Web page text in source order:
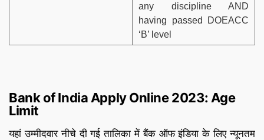
any discipline AND
having passed DOEACC
‘B’ level
Bank of India Apply Online 2023: Age
Limit
यहां उम्मीदवार नीचे दी गई तालिका में बैंक ऑफ इंडिया के लिए न्यूनतम